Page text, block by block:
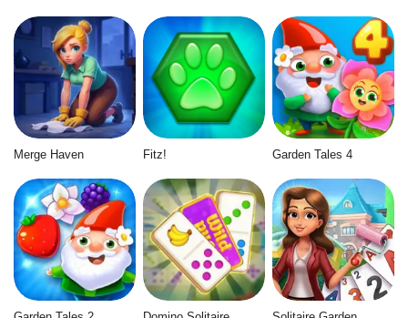
Merge Haven Fitz! Garden Tales 4